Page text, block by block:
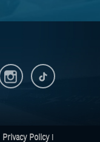
Privacy Policy|